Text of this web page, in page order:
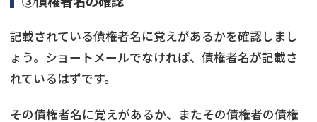
記載されている債権者名に覚えがあるかを確認しまし
ょう。ショートメールでなければ、債権者名が記載さ
れているはずです。
その債権者名に覚えがあるか、またその債権者の債権